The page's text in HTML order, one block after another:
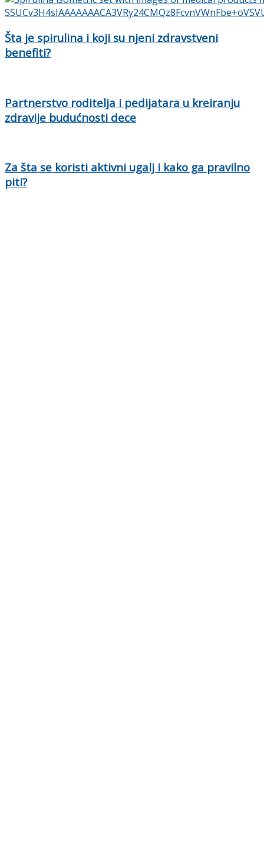
Šta je spirulina i koji su njeni zdravstveni
benefiti?
Partnerstvo roditelja i pedijatara u kreiranju
zdravije budućnosti dece
Za šta se koristi aktivni ugalj i kako ga pravilno
piti?